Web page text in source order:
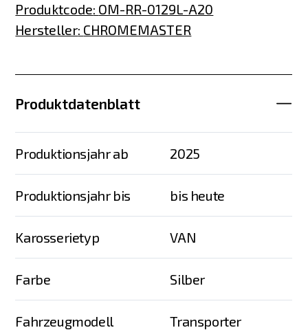
Produktcode: OM-RR-0129L-A20
Hersteller: CHROMEMASTER
Produktdatenblatt
Produktionsjahr ab 2025
Produktionsjahr bis bis heute
Karosserietyp VAN
Farbe Silber
Fahrzeugmodell Transporter